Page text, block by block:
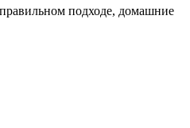
подходе, домашние